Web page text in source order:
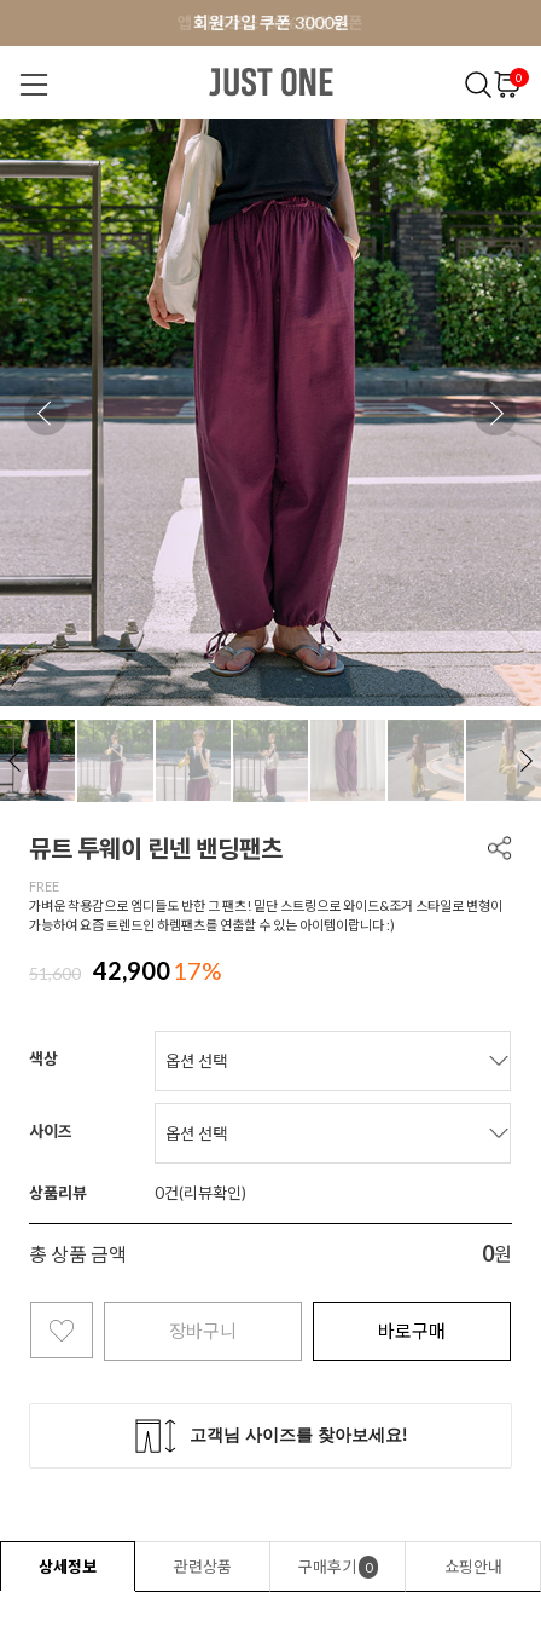
앱 다운로드 10% 할인쿠폰
회원가입 쿠폰 3000원
앱 다운로드 10% 할인쿠폰
0
NEW 7% BEST 오늘출발 MADE . J 상의 팬츠 아
뮤트 투웨이 린넨 밴딩팬츠
FREE
가벼운 착용감으로 엠디들도 반한 그 팬츠! 밑단 스트링으로 와이드&조거 스타일로 변형이
가능하여 요즘 트렌드인 하렘팬츠를 연출할 수 있는 아이템이랍니다 :)
51,600 42,90017%
색상
사이즈
상품리뷰 0
총 상품 금액 0원
장바구니 바로구매
상세정보 관련상품 구매후기 0 쇼핑안내